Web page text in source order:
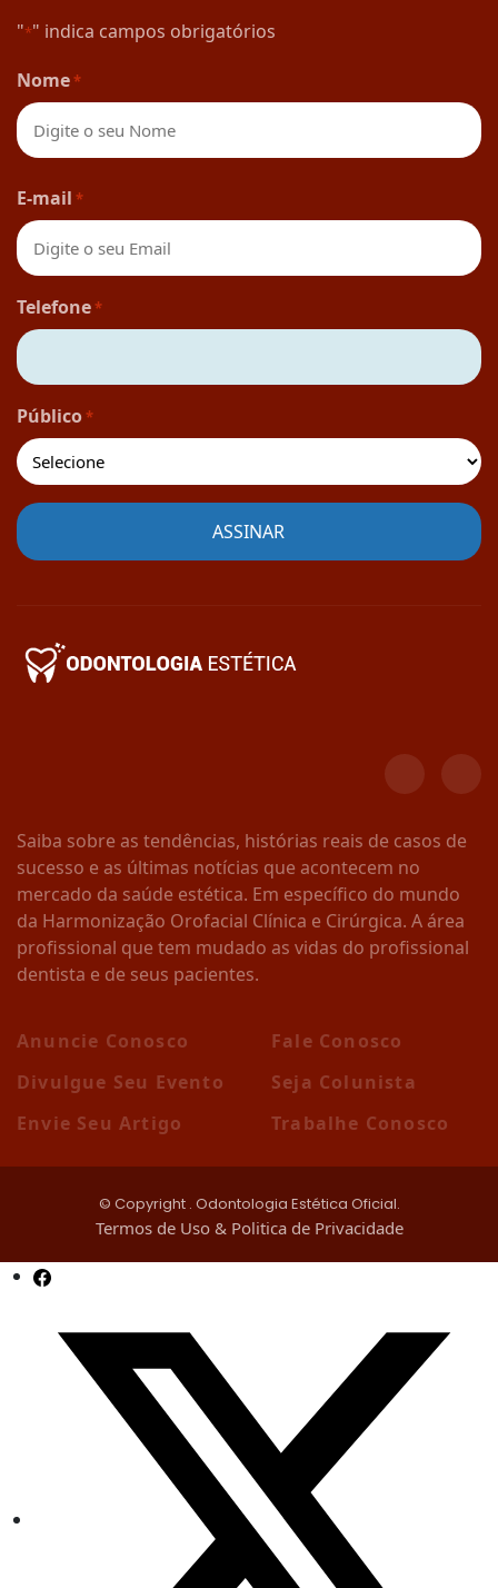
"*" indica campos obrigatórios
Nome*
E-mail *
Telefone*
Público*
Saiba sobre as tendências, histórias reais de casos de
sucesso e as últimas notícias que acontecem no
mercado da saúde estética. Em específico do mundo
da Harmonização Orofacial Clínica e Cirúrgica. A área
profissional que tem mudado as vidas do profissional
dentista e de seus pacientes.
Anuncie Conosco
Divulgue Seu Evento
Envie Seu Artigo
Fale Conosco
Seja Colunista
Trabalhe Conosco
© Copyright . Odontologia Estética Oficial.
Termos de Uso & Politica de Privacidade